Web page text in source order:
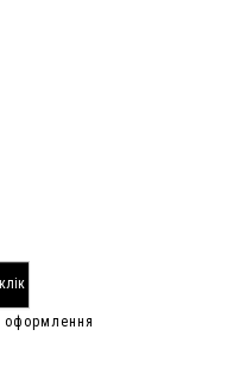
оформлення